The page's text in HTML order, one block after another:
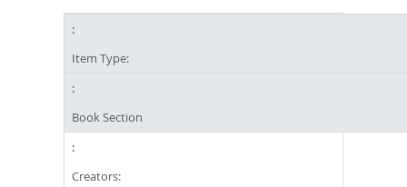
Item Type:
Book Section
Creators: